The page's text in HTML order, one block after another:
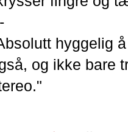
hyggelig
og ikke bare